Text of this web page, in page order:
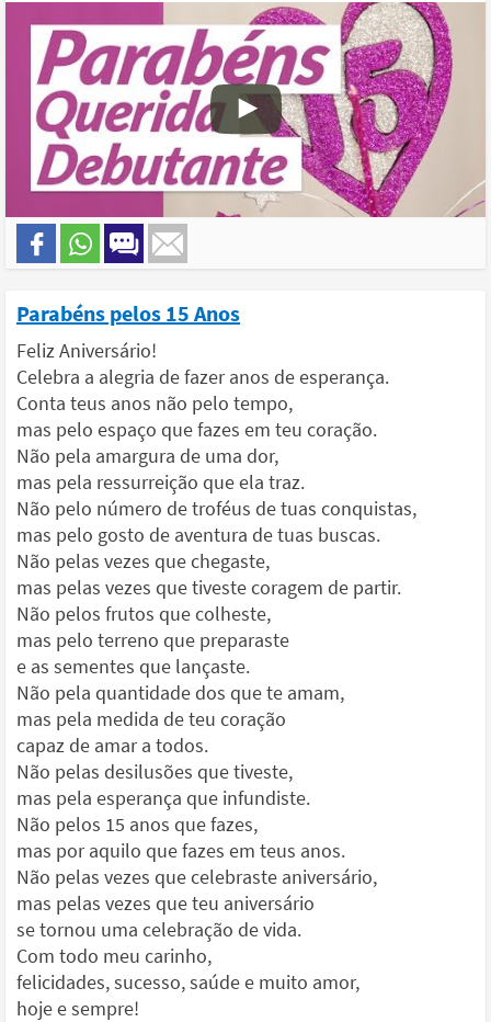
Parabéns pelos 15 Anos
Feliz Aniversário!
Celebra a alegria de fazer anos de esperança.
Conta teus anos não pelo tempo,
mas pelo espaço que fazes em teu coração.
Não pela amargura de uma dor,
mas pela ressurreição que ela traz.
Não pelo número de troféus de tuas conquistas,
mas pelo gosto de aventura de tuas buscas.
Não pelas vezes que chegaste,
mas pelas vezes que tiveste coragem de partir.
Não pelos frutos que colheste,
mas pelo terreno que preparaste
e as sementes que lançaste.
Não pela quantidade dos que te amam,
mas pela medida de teu coração
capaz de amar a todos.
Não pelas desilusões que tiveste,
mas pela esperança que infundiste.
Não pelos 15 anos que fazes,
mas por aquilo que fazes em teus anos.
Não pelas vezes que celebraste aniversário,
mas pelas vezes que teu aniversário
se tornou uma celebração de vida.
Com todo meu carinho,
felicidades, sucesso, saúde e muito amor,
hoje e sempre!